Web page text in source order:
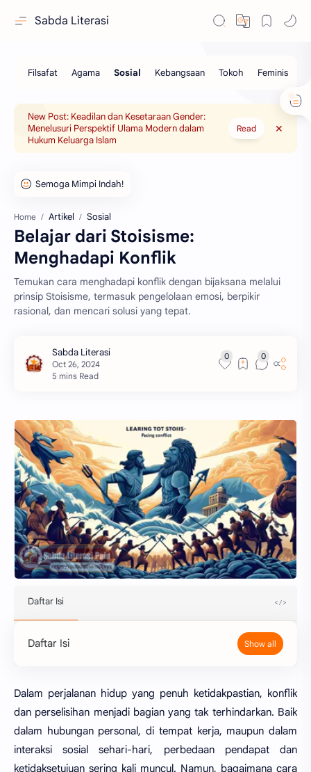
Sabda Literasi
New Post: Keadilan dan Kesetaraan Gender:
Menelusuri Perspektif Ulama Modern dalam
Hukum Keluarga Islam
Read
Home Artikel Sosial
Belajar dari Stoisisme:
Menghadapi Konflik
Temukan cara menghadapi konflik dengan bijaksana melalui
prinsip Stoisisme, termasuk pengelolaan emosi, berpikir
rasional, dan mencari solusi yang tepat.
5 mins Read
Daftar Isi
Dalam perjalanan hidup yang penuh ketidakpastian, konflik
dan perselisihan menjadi bagian yang tak terhindarkan. Baik
dalam hubungan personal, di tempat kerja, maupun dalam
interaksi sosial sehari-hari, perbedaan pendapat dan
ketidaksetujuan sering kali muncul. Namun, bagaimana cara